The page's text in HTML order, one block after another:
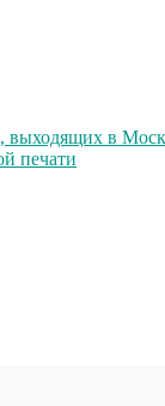
выходящих в
печати